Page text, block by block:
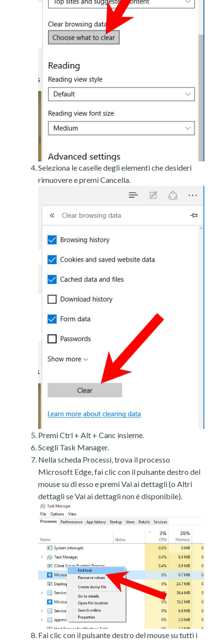
Seleziona le caselle degli elementi che desideri
rimuovere e premi Cancella.
Premi Ctrl + Alt + Canc insieme.
Scegli Task Manager.
Nella scheda Processi, trova il processo
Microsoft Edge, fai clic con il pulsante destro del
mouse su di esso e premi Vai ai dettagli (o Altri
dettagli se Vai ai dettagli non è disponibile).
Fai clic con il pulsante destro del mouse su tutti i